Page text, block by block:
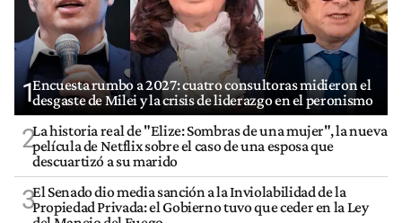
1Encuesta rumbo a 2027: cuatro consultoras midieron el
desgaste de Milei y la crisis de liderazgo en el peronismo
2La historia real de "Elize: Sombras de una mujer", la nueva
película de Netflix sobre el caso de una esposa que
descuartizó a su marido
3El Senado dio media sanción a la Inviolabilidad de la
Propiedad Privada: el Gobierno tuvo que ceder en la Ley